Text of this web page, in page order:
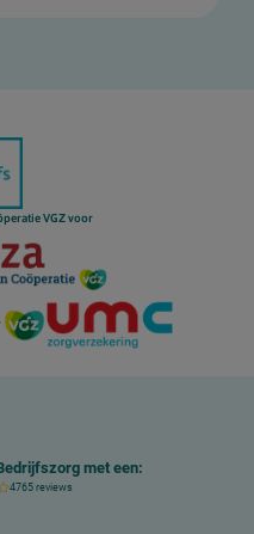
VGZ voor
met een:
4765 reviews